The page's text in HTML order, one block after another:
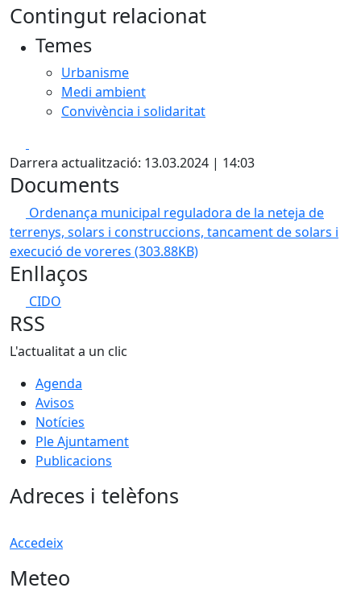
Contingut relacionat
Temes
Urbanisme
Medi ambient
Convivència i solidaritat
Darrera actualització: 13.03.2024 | 14:03
Documents
Ordenança municipal reguladora de la neteja de
terrenys, solars i construccions, tancament de solars i
execució de voreres (303.88KB)
Enllaços
CIDO
RSS
L'actualitat a un clic
Agenda
Avisos
Notícies
Ple Ajuntament
Publicacions
Adreces i telèfons
Accedeix
Meteo